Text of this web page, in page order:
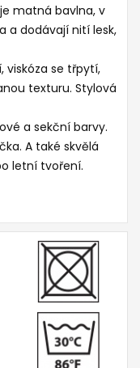
matná bavlna, v
a dodávají nití lesk,
viskóza se třpytí,
texturu. Stylová
a sekční barvy.
A také skvělá
letní tvoření.